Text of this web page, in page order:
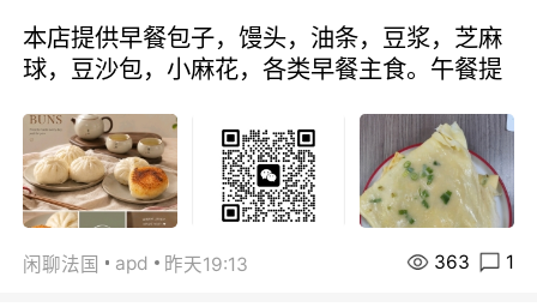
本店提供早餐包子，馒头，油条，豆浆，芝麻
球，豆沙包，小麻花，各类早餐主食。午餐提
闲聊法国 apd 昨天19:13 363 1